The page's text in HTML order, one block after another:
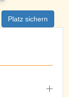
Platz sichern